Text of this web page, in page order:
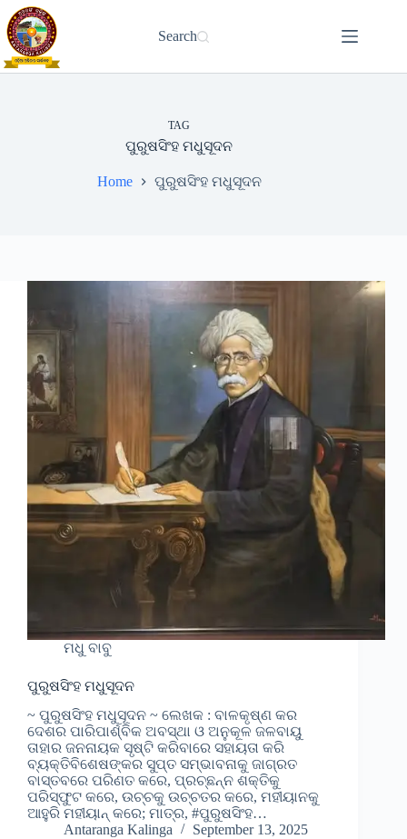
Skip
to
content
Search
TAG
ପୁରୁଷସିଂହ ମଧୁସୂଦନ
Home ପୁରୁଷସିଂହ ମଧୁସୂଦନ
ମଧୁ ବାବୁ
ପୁରୁଷସିଂହ ମଧୁସୂଦନ
~ ପୁରୁଷସିଂହ ମଧୁସୂଦନ ~ ଲେଖକ : ବାଳକୃଷ୍ଣ କର
ଦେଶର ପାରିପାର୍ଶ୍ବିକ ଅବସ୍ଥା ଓ ଅନୁକୂଳ ଜଳବାୟୁ
ତାହାର ଜନନାୟକ ସୃଷ୍ଟି କରିବାରେ ସହାୟତା କରି
ବ୍ୟକ୍ତିବିଶେଷଙ୍କର ସୁପ୍ତ ସମ୍ଭାବନାକୁ ଜାଗ୍ରତ
ବାସ୍ତବରେ ପରିଣତ କରେ, ପ୍ରଚ୍ଛନ୍ନ ଶକ୍ତିକୁ
ପରିସ୍ଫୁଟ କରେ, ଉଚ୍ଚକୁ ଉଚ୍ଚତର କରେ, ମହୀୟାନକୁ
ଆହୁରି ମହୀୟାନ୍ କରେ; ମାତ୍ର, #ପୁରୁଷସିଂହ…
Antaranga Kalinga
September 13, 2025